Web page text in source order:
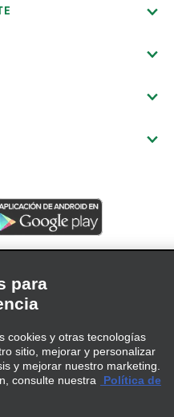
de privacidad
para
cookies y otras tecnologías
sitio, mejorar y personalizar
y mejorar nuestro marketing.
consulte nuestra
Política de